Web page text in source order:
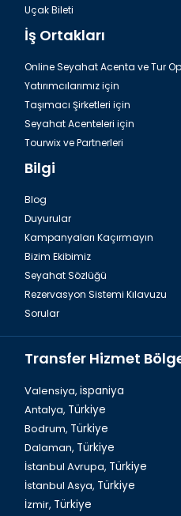
Antalya Havalimanı
Türkiye`de
Uçak Bileti
İş Ortakları
Online Seyahat Acenta ve Tur
Yatırımcılarımız için
Taşımacı Şirketleri için
Seyahat Acenteleri için
Tourwix ve Partnerleri
Bilgi
Blog
Duyurular
Kampanyaları Kaçırmayın
Bizim Ekibimiz
Seyahat Sözlüğü
Rezervasyon Sistemi Kılavuzu
Sorular
Transfer Hizmet
Valensiya, ispaniya
Antalya, Türkiye
Bodrum, Türkiye
Dalaman, Türkiye
İstanbul Avrupa, Türkiye
İstanbul Asya, Türkiye
İzmir, Türkiye